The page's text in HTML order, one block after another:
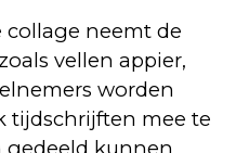
collage neemt de
vellen appier,
worden
tijdschrijften mee te